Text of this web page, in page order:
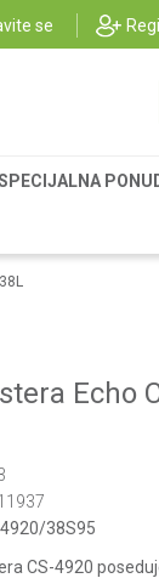
se
Echo
38S95
CS-4920